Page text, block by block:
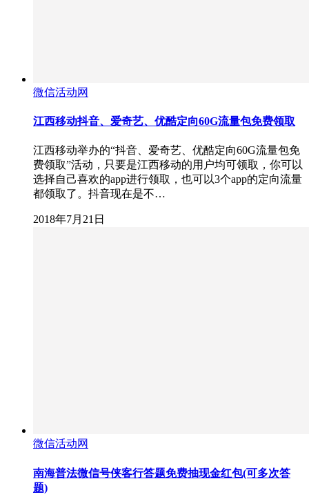
微信活动网
江西移动抖音、爱奇艺、优酷定向60G流量包免费领取
江西移动举办的“抖音、爱奇艺、优酷定向60G流量包免
费领取”活动，只要是江西移动的用户均可领取，你可以
选择自己喜欢的app进行领取，也可以3个app的定向流量
都领取了。抖音现在是不…
2018年7月21日
微信活动网
南海普法微信号侠客行答题免费抽现金红包(可多次答
题)